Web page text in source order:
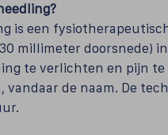
is een
millimeter doorsnede)
te verlichten en pijn
vandaar de naam. De